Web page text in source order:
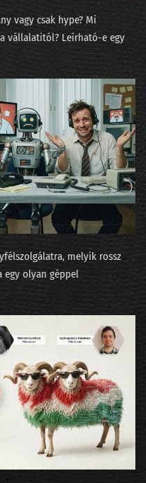
239 - Lesz-e ügynökforradalom a munkahelyeden?
világmodell!
237 - A K&H-s Kate mesterének az ómagyar korpusz a kedvence
választást!
234 - Nyulak leszünk vagy macskák munka nélkül?
233 - State of AI 2025 / 2 - Valami megmozdult a pénztárcákban
az érvelés a sláger
az AI miatt
230 - Elhozza-e a Zero Click korát a lakossági AI?
leszállópályán
226 - Az LLM eltörli a népítéletet és a beandandó dolgozatokat?
224 - Mindenki az AI lufiról beszél, jön a durranás?
223 - Szemfényvesztés és fifika-verseny az MI világában
vagy csak hype? Mi
vállalatitól? Leírható-e egy
melyik rossz
egy olyan géppel